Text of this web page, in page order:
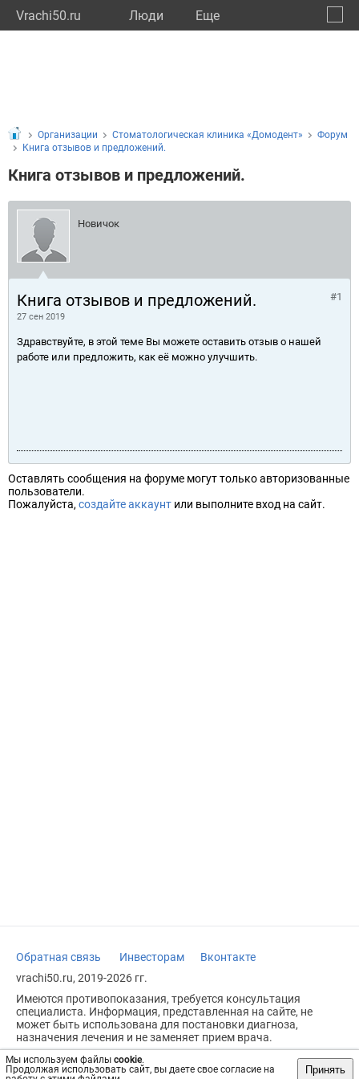
Vrachi50.ru Люди Eще
Мы используем файлы cookie.
Продолжая использовать сайт, вы даете свое согласие на
Принять
Организации Стоматологическая клиника «Домодент»
Форум
Книга отзывов и предложений.
Книга отзывов и предложений.
Новичок
Книга отзывов и предложений.
27 сен 2019
#1
Здравствуйте, в этой теме Вы можете оставить отзыв о нашей
работе или предложить, как её можно улучшить.
Оставлять сообщения на форуме могут только авторизованные
пользователи.
Пожалуйста, создайте аккаунт или выполните вход на сайт.
Обратная связь Инвесторам
Вконтакте
vrachi50.ru, 2019-2026 гг.
Имеются противопоказания, требуется консультация
специалиста. Информация, представленная на сайте, не
может быть использована для постановки диагноза,
назначения лечения и не заменяет прием врача.
Возрастное ограничение: 18+